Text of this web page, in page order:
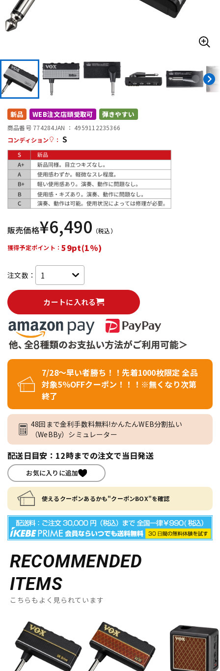
エフェクター
DTM オンライン納品 レコーディング機器
配信/ライブ機器
中古 ヴィンテージ
新品 WEB注文店頭受取可 弾きやすい
商品番号 774284JAN ： 4959112235366
コンディション
： S
販売価格¥6,490 （税込）
獲得予定ポイント： 59pt(1%)
注文数：
カートに入れる
7/28～早い者勝ち！！先着1000枚限定 全品
対象5％OFFクーポン！！！※無くなり次第
終了
48回まで金利手数料無料!かんたんWEB分割払い
（WeBBy）シミュレーター
配送日目安：12時までの注文で当日発送
お気に入りに追加
使えるクーポンあるかも"クーポンBOX"を確認
RECOMMENDED
ITEMS
こちらもよく見られています